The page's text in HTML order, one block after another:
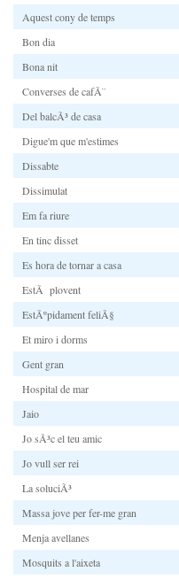
Aquest cony de temps
Bon dia
Bona nit
Converses de cafÃ¨
Del balcÃ³ de casa
Digue'm que m'estimes
Dissabte
Dissimulat
Em fa riure
En tinc disset
Es hora de tornar a casa
EstÃ plovent
EstÃºpidament feliÃ§
Et miro i dorms
Gent gran
Hospital de mar
Jaio
Jo sÃ³c el teu amic
Jo vull ser rei
La soluciÃ³
Massa jove per fer-me gran
Menja avellanes
Mosquits a l'aixeta